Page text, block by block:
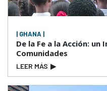
| GHANA |
De la Fe a la Acción: un
Comunidades
LEER MÁS ▶